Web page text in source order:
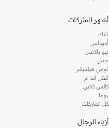
أشهر الماركات
نايك
أديداس
نيو بالانس
جس
تومي هيلفيغر
اتش اند ام
كالفن كلاين
بوما
كل الماركات
أزياء الرجال